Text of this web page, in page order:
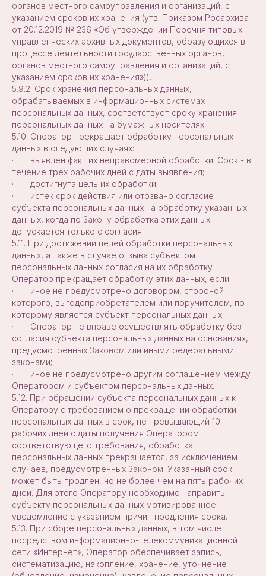
органов местного самоуправления и организаций, с
указанием сроков их хранения (утв. Приказом Росархива
от 20.12.2019 № 236 «Об утверждении Перечня типовых
управленческих архивных документов, образующихся в
процессе деятельности государственных органов,
органов местного самоуправления и организаций, с
указанием сроков их хранения»)).
5.9.2. Срок хранения персональных данных,
обрабатываемых в информационных системах
персональных данных, соответствует сроку хранения
персональных данных на бумажных носителях.
5.10. Оператор прекращает обработку персональных
данных в следующих случаях:
· выявлен факт их неправомерной обработки. Срок - в
течение трех рабочих дней с даты выявления;
· достигнута цель их обработки;
· истек срок действия или отозвано согласие
субъекта персональных данных на обработку указанных
данных, когда по Закону обработка этих данных
допускается только с согласия.
5.11. При достижении целей обработки персональных
данных, а также в случае отзыва субъектом
персональных данных согласия на их обработку
Оператор прекращает обработку этих данных, если:
· иное не предусмотрено договором, стороной
которого, выгодоприобретателем или поручителем, по
которому является субъект персональных данных;
· Оператор не вправе осуществлять обработку без
согласия субъекта персональных данных на основаниях,
предусмотренных Законом или иными федеральными
законами;
· иное не предусмотрено другим соглашением между
Оператором и субъектом персональных данных.
5.12. При обращении субъекта персональных данных к
Оператору с требованием о прекращении обработки
персональных данных в срок, не превышающий 10
рабочих дней с даты получения Оператором
соответствующего требования, обработка
персональных данных прекращается, за исключением
случаев, предусмотренных Законом. Указанный срок
может быть продлен, но не более чем на пять рабочих
дней. Для этого Оператору необходимо направить
субъекту персональных данных мотивированное
уведомление с указанием причин продления срока.
5.13. При сборе персональных данных, в том числе
посредством информационно-телекоммуникационной
сети «Интернет», Оператор обеспечивает запись,
систематизацию, накопление, хранение, уточнение